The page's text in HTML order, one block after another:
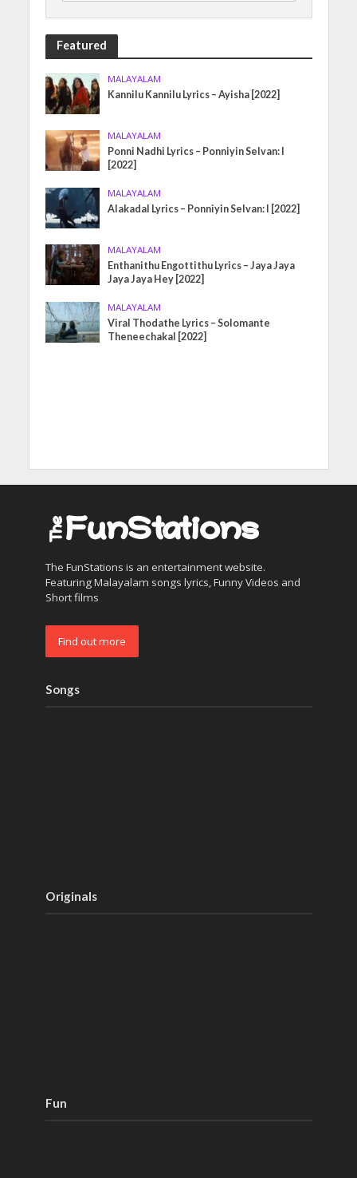
Featured
MALAYALAM
Kannilu Kannilu Lyrics – Ayisha [2022]
MALAYALAM
Ponni Nadhi Lyrics – Ponniyin Selvan: I
[2022]
MALAYALAM
Alakadal Lyrics – Ponniyin Selvan: I [2022]
MALAYALAM
Enthanithu Engottithu Lyrics – Jaya Jaya
Jaya Jaya Hey [2022]
MALAYALAM
Viral Thodathe Lyrics – Solomante
Theneechakal [2022]
The FunStations is an entertainment website.
Featuring Malayalam songs lyrics, Funny Videos and
Short films
Find out more
Songs
Originals
Fun